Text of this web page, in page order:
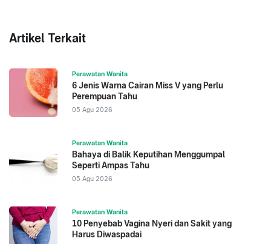
Artikel Terkait
Perawatan Wanita
6 Jenis Warna Cairan Miss V yang Perlu
Perempuan Tahu
05 Agu 2026
Perawatan Wanita
Bahaya di Balik Keputihan Menggumpal
Seperti Ampas Tahu
05 Agu 2026
Perawatan Wanita
10 Penyebab Vagina Nyeri dan Sakit yang
Harus Diwaspadai